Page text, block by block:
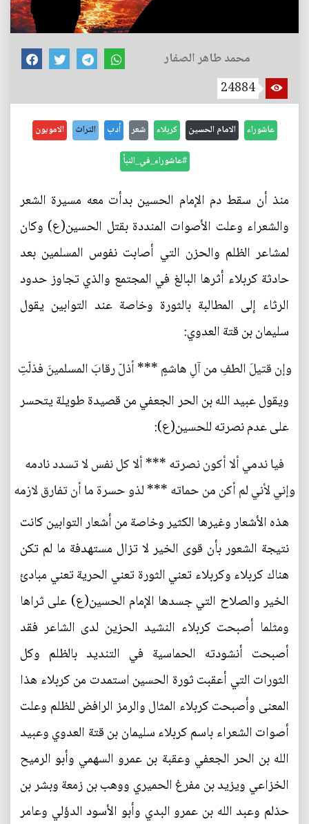
محمد طاهر الصفار
24884
عاشوراء الامام الحسين كربلاء شعر أدب التراث الامويون
#عاشوراء_في_النبأ
منذ أن سقط دم الإمام الحسين بدأت معه مسيرة الشعر
والشعراء وعلت الأصوات المنددة بقتل الحسين(ع) وكان
لمشاعر الظلم والحزن التي أصابت نفوس المسلمين بعد
حادثة كربلاء أثرها البالغ في المجتمع والذي تجاوز حدود
الرثاء إلى المطالبة بالثورة وخاصة عند التوابين يقول
سليمان بن قتة العدوي:
وإن قتيلَ الطفِ من آلِ هاشمٍ *** أذلّ رقابَ المسلمينَ فذلّتِ
ويقول عبيد الله بن الحر الجعفي من قصيدة طويلة يتحسر
على عدم نصرته للحسين(ع):
فيا ندمي ألا أكون نصرته *** ألا كل نفس لا تسدد نادمه
وإني لأني لم أكن من حماته *** لذو حسرة ما أن تفارق لازمه
هذه الأشعار وغيرها الكثير وخاصة من أشعار التوابين كانت
نتيجة الشعور بأن قوى الخير لا تزال مستهدفة ما لم تكن
هناك كربلاء وكربلاء تعني الثورة تعني الحرية تعني مبادئ
الخير والصلاح التي جسدها الإمام الحسين(ع) على ثراها
ومثلما أصبحت كربلاء النشيد الحزين لدى الشاعر فقد
أصبحت أنشودته الحماسية في التنديد بالظلم وكل
الثورات التي أعقبت ثورة الحسين استمدت من كربلاء هذا
المعنى وأصبحت كربلاء المثال والرمز الرافض للظلم وعلت
أصوات الشعراء باسم كربلاء سليمان بن قتة العدوي وعبيد
الله بن الحر الجعفي وعقبة بن عمرو السهمي وأبو الرميح
الخزاعي ويزيد بن مفرغ الحميري ووهب بن زمعة وبشر بن
حذلم وعبد الله بن عمرو البدي وأبو الأسود الدؤلي وعامر